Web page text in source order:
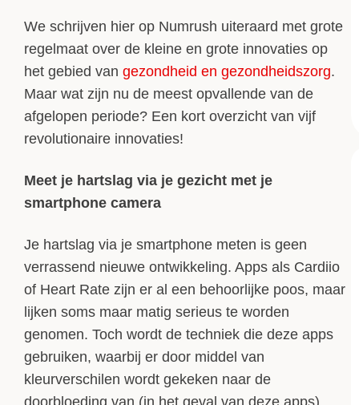
We schrijven hier op Numrush uiteraard met grote
regelmaat over de kleine en grote innovaties op
het gebied van gezondheid en gezondheidszorg.
Maar wat zijn nu de meest opvallende van de
afgelopen periode? Een kort overzicht van vijf
revolutionaire innovaties!
Meet je hartslag via je gezicht met je
smartphone camera
Je hartslag via je smartphone meten is geen
verrassend nieuwe ontwikkeling. Apps als Cardiio
of Heart Rate zijn er al een behoorlijke poos, maar
lijken soms maar matig serieus te worden
genomen. Toch wordt de techniek die deze apps
gebruiken, waarbij er door middel van
kleurverschilen wordt gekeken naar de
doorbloeding van (in het geval van deze apps)